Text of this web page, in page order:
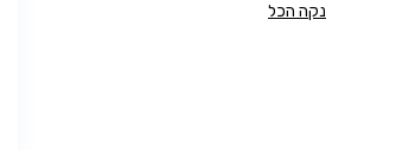
נקה הכל